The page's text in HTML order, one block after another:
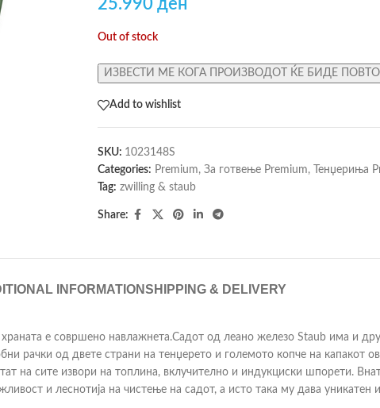
25.990 ден
Out of stock
ИЗВЕСТИ МЕ КОГА ПРОИЗВОДОТ ЌЕ БИДЕ
Add to wishlist
SKU: 1023148S
Categories: Premium, За готвење Premium,
Тенџериња
Tag: zwilling & staub
Share:
INFORMATIONSHIPPING & DELIVERY
е совршено навлажнета.Садот од леано железо Staub има и
рачки од двете страни на тенџерето и големото копче на капакот
на сите извори на топлина, вклучително и индукциски шпорети.
и леснотија на чистење на садот, а исто така му дава уникатен